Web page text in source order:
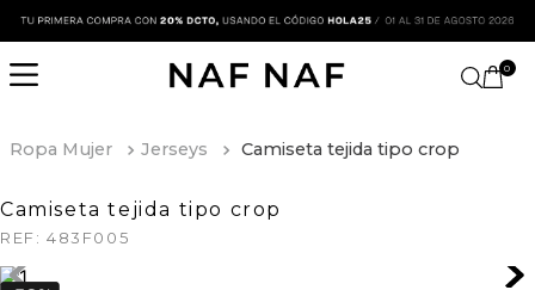
0
Ropa Mujer Jerseys Camiseta tejida tipo crop
Camiseta tejida tipo crop
REF: 483F005